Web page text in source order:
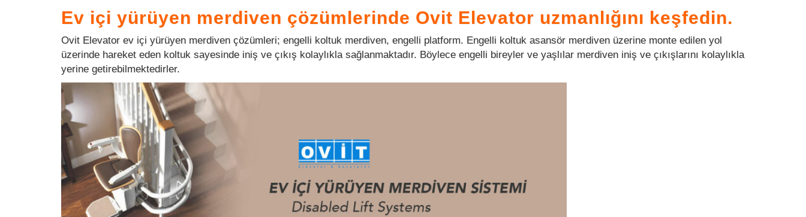
Ev içi yürüyen merdiven çözümlerinde Ovit Elevator uzmanlığını keşfedin.
Ovit Elevator ev içi yürüyen merdiven çözümleri; engelli koltuk merdiven, engelli platform. Engelli koltuk asansör merdiven üzerine monte edilen yol
üzerinde hareket eden koltuk sayesinde iniş ve çıkış kolaylıkla sağlanmaktadır. Böylece engelli bireyler ve yaşlılar merdiven iniş ve çıkışlarını kolaylıkla
yerine getirebilmektedirler.